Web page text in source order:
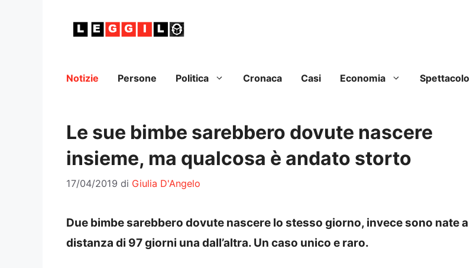
Notizie Persone Politica Cronaca Casi Economia Spettacolo
Le sue bimbe sarebbero dovute nascere
insieme, ma qualcosa è andato storto
17/04/2019 di Giulia D'Angelo
Due bimbe sarebbero dovute nascere lo stesso giorno, invece sono nate a
distanza di 97 giorni una dall’altra. Un caso unico e raro.